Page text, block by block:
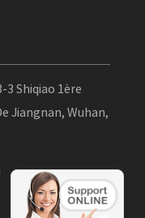
Shiqiao 1ère
Jiangnan, Wuhan,